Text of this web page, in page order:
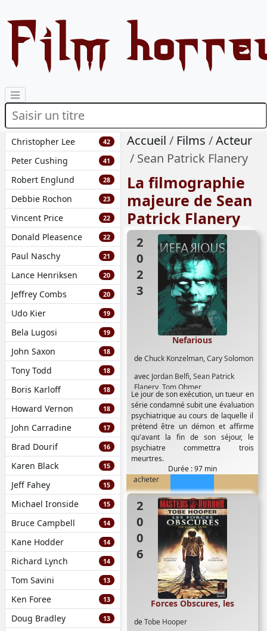
Film
Christopher Lee 42
Peter Cushing 41
Robert Englund 28
Debbie Rochon 23
Vincent Price 22
Donald Pleasence 22
Paul Naschy 21
Lance Henriksen 20
Jeffrey Combs 20
Udo Kier 19
Bela Lugosi 19
John Saxon 18
Tony Todd 18
Boris Karloff 18
Howard Vernon 18
John Carradine 17
Brad Dourif 16
Karen Black 15
Jeff Fahey 15
Michael Ironside 15
Bruce Campbell 14
Kane Hodder 14
Richard Lynch 14
Tom Savini 13
Ken Foree 13
Doug Bradley 13
Accueil Films
Acteur
Sean Patrick Flanery
La filmographie
majeure de Sean
Patrick Flanery
2023
deChuck Konzelman,Cary Solomon
avec Jordan Belfi,Sean Patrick
Flanery, Tom Ohmer
Nefarious
Le jour de son exécution, un tueur en
série condamné subit une évaluation
psychiatrique au cours de laquelle il
prétend être un démon et affirme
qu'avant la fin de son séjour, le
psychiatre commettra trois
meurtres.
Durée : 97 min
acheter
2006
deTobe Hooper
Forces Obscures, les